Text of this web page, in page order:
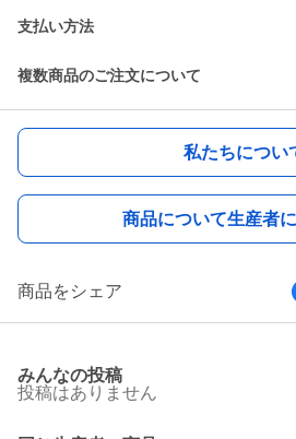
支払い方法
複数商品のご注文について
私たちについ
商品について生産者
商品をシェア
みんなの投稿
投稿はありません